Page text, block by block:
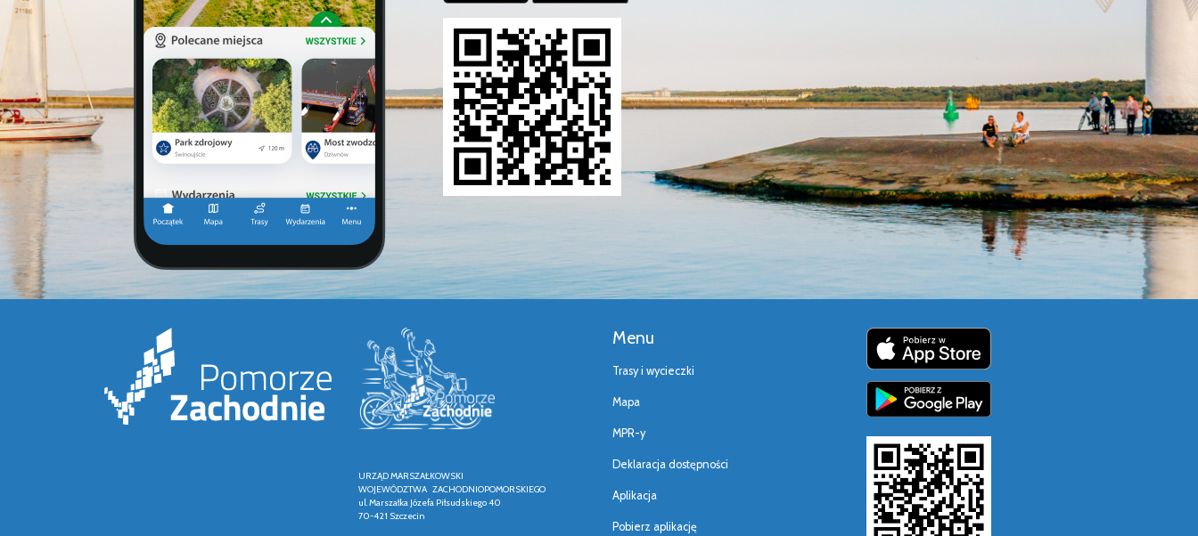
URZĄD MARSZAŁKOWSKI
WOJEWÓDZTWA ZACHODNIOPOMORSKIEGO
ul. Marszałka Józefa Piłsudskiego 40
70-421 Szczecin
Menu
Trasy i wycieczki
Mapa
MPR-y
Deklaracja dostępności
Aplikacja
Pobierz aplikację